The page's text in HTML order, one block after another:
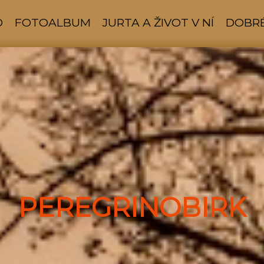
FOTOALBUM JURTA A ŽIVOT V NÍ
PEREGRINOBIRK